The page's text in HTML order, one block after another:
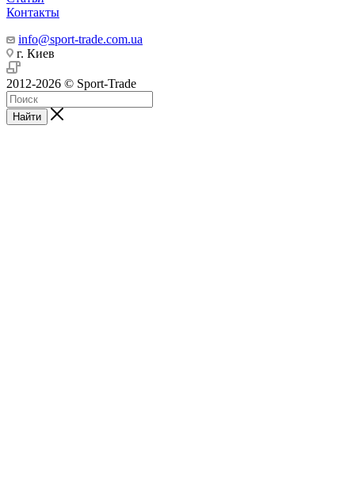
Контакты
info@sport-trade.com.ua
г. Киев
2012-2026 © Sport-Trade
Найти